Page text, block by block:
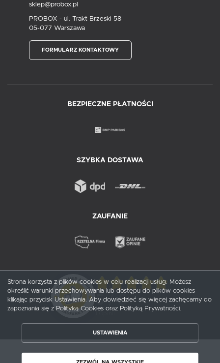
sklep@probox.pl
PROBOX - ul. Trakt Brzeski 58
05-077 Warszawa
FORMULARZ KONTAKTOWY
BEZPIECZNE PŁATNOŚCI
SZYBKA DOSTAWA
ZAUFANIE
5/ 5
Copyright by probox.pl
Strona korzysta z plików cookies w celu realizacji usług. Możesz
określić warunki przechowywania lub dostępu do plików cookies
klikając przycisk Ustawienia. Aby dowiedzieć się więcej zachęcamy do
zapoznania się z Polityką Cookies oraz Polityką Prywatności.
USTAWIENIA
ZAPISZ WYBRANE